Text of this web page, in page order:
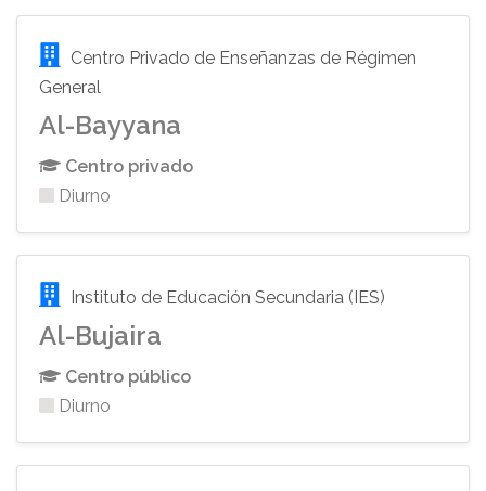
Centro Privado de Enseñanzas de Régimen
General
Al-Bayyana
Centro privado
Diurno
Instituto de Educación Secundaria (IES)
Al-Bujaira
Centro público
Diurno